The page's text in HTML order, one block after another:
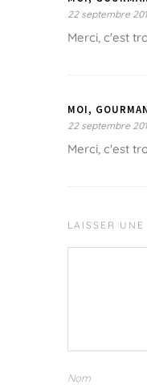
22 septembre
Merci, c'est
MOI,
22 septembre
Merci, c'est
LAISSER UNE
Nom